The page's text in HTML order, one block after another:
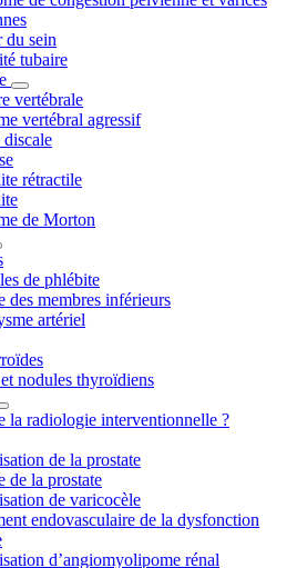
du sein
tubaire
vertébrale
vertébral agressif
rétractile
de Morton
de phlébite
des membres inférieurs
artériel
nodules thyroïdiens
la radiologie interventionnelle ?
de la prostate
de la prostate
de varicocèle
endovasculaire de la dysfonction
d’angiomyolipome rénal